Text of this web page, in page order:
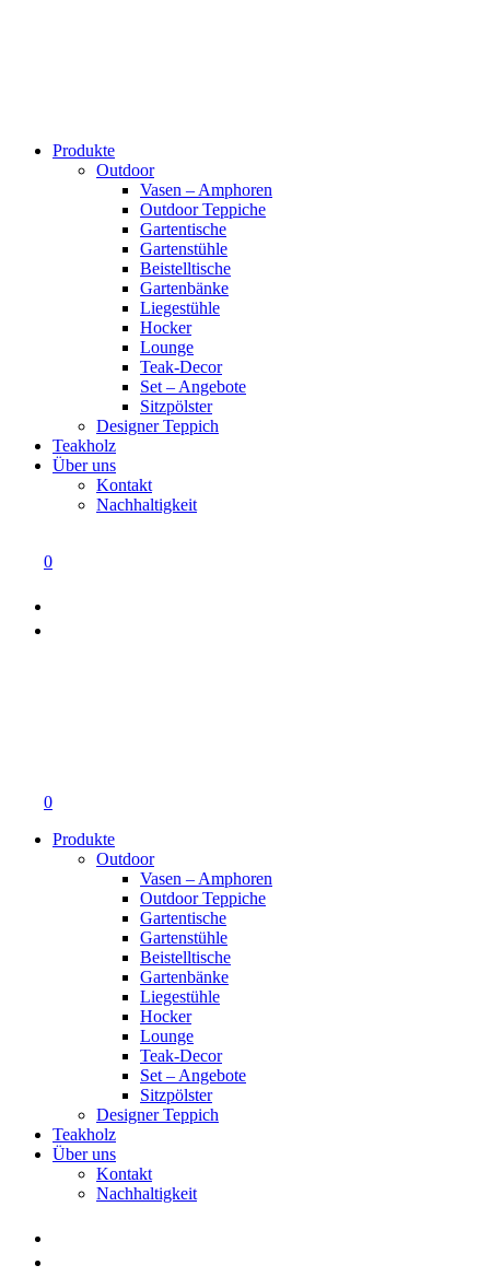
Produkte
Outdoor
Vasen – Amphoren
Outdoor Teppiche
Gartentische
Gartenstühle
Beistelltische
Gartenbänke
Liegestühle
Hocker
Lounge
Teak-Decor
Set – Angebote
Sitzpölster
Designer Teppich
Teakholz
Über uns
Kontakt
Nachhaltigkeit
0
0
Produkte
Outdoor
Vasen – Amphoren
Outdoor Teppiche
Gartentische
Gartenstühle
Beistelltische
Gartenbänke
Liegestühle
Hocker
Lounge
Teak-Decor
Set – Angebote
Sitzpölster
Designer Teppich
Teakholz
Über uns
Kontakt
Nachhaltigkeit